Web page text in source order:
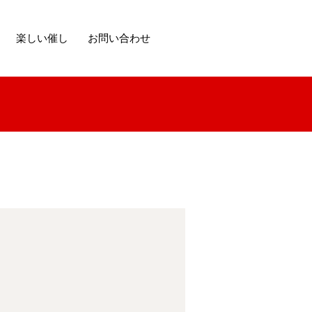
楽しい催し お問い合わせ